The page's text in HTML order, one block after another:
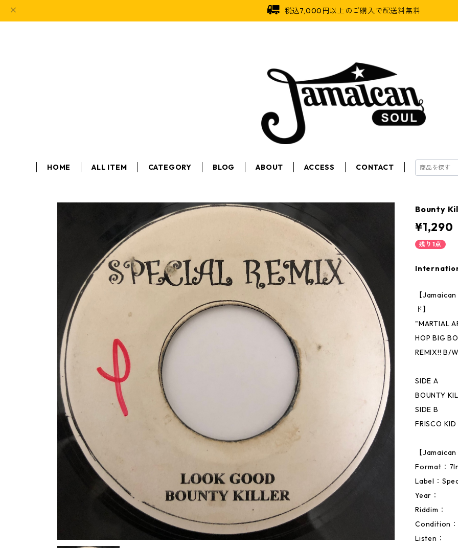
税込7,000円以上のご購入で配送料無料
HOME ALL ITEM CATEGORY BLOG ABOUT ACCESS CONTACT
Bounty
¥1,290
残り1点
【
ド】
"MARTIAL
HOP BIG
REMIX!! B/
SIDE A
BOUNTY
SIDE B
FRISCO
【
Format：
Label：
Year：
Riddim：
Condition：
Listen：